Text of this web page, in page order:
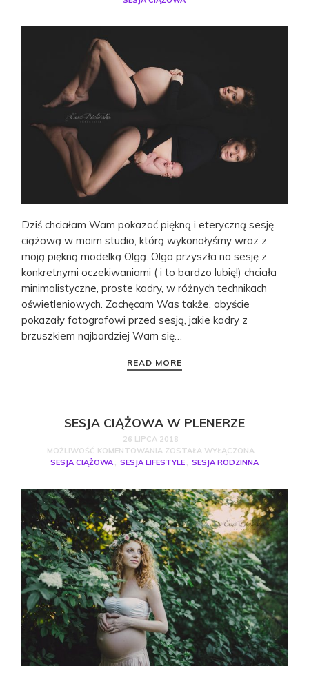
Dziś chciałam Wam pokazać piękną i eteryczną sesję
ciążową w moim studio, którą wykonałyśmy wraz z
moją piękną modelką Olgą. Olga przyszła na sesję z
konkretnymi oczekiwaniami ( i to bardzo lubię!) chciała
minimalistyczne, proste kadry, w różnych technikach
oświetleniowych. Zachęcam Was także, abyście
pokazały fotografowi przed sesją, jakie kadry z
brzuszkiem najbardziej Wam się…
READ MORE
SESJA CIĄŻOWA W PLENERZE
26 LIPCA 2018
MOŻLIWOŚĆ KOMENTOWANIA ZOSTAŁA WYŁĄCZONA
SESJA CIĄŻOWA , SESJA LIFESTYLE , SESJA RODZINNA